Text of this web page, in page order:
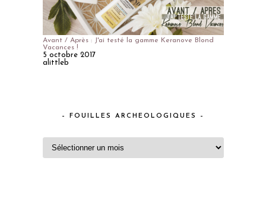
Avant / Après : J'ai testé la gamme Keranove Blond
Vacances !
5 octobre 2017
alittleb
– FOUILLES ARCHEOLOGIQUES –